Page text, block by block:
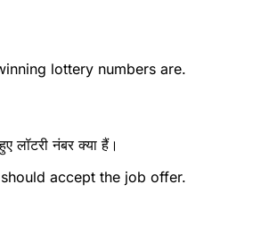
lottery numbers are.
लॉटरी नंबर क्या हैं।
accept the job offer.